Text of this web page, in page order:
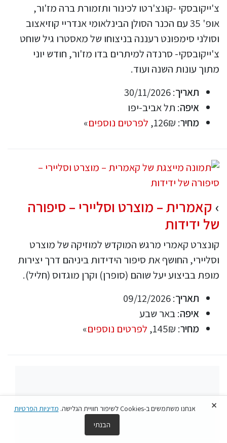
צ'ייקובסקי -קונצ'רטו לכינור ותזמורת ברה מז'ור,
אופ' 35 עם הכנר הסולן הבינלאומי אנדריי קוזיאצוב
וסולני סימפונט רעננה בניצוחו של מאסטרו גיל שוחט
צ'ייקובסקי- סרנדה למיתרים בדו מז'ור, חודש יוני
מתוך עונות השנה ועוד.
תאריך: 30/11/2026
איפה: תל אביב-יפו
מחיר: 126₪, לפרטים נוספים»
קאמרית – מוצרט וסליירי – סיפורה
של ידידות
קונצרט קאמרי מרגש המוקדש למוזיקה של מוצרט
וסליירי, החושף את סיפור הידידות ביניהם דרך יצירות
מופת בביצוע יעל שוהם (סופרן) וקרן מוגדוס (חליל).
תאריך: 09/12/2026
איפה: באר שבע
מחיר: 145₪, לפרטים נוספים»
× אנחנו משתמשים ב-Cookies לשיפור חוויית הגלישה. מדיניות הפרטיות
הבנתי